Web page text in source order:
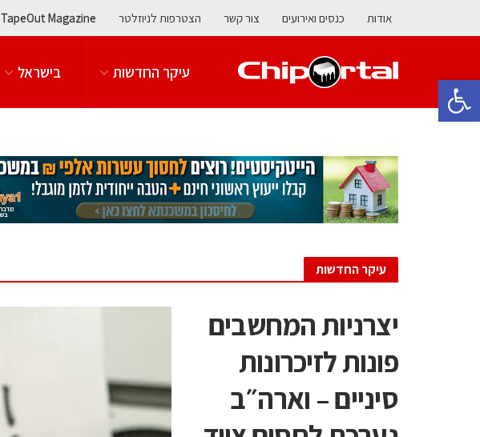
פתח סרגל נגישות
אודות כנסים ואירועים צור קשר הצטרפות לניוזלטר TapeOut Magazine
Chiportal
עיקר החדשות בישראל
עיקר החדשות
יצרניות המחשבים
פונות לזיכרונות
סיניים – וארה״ב